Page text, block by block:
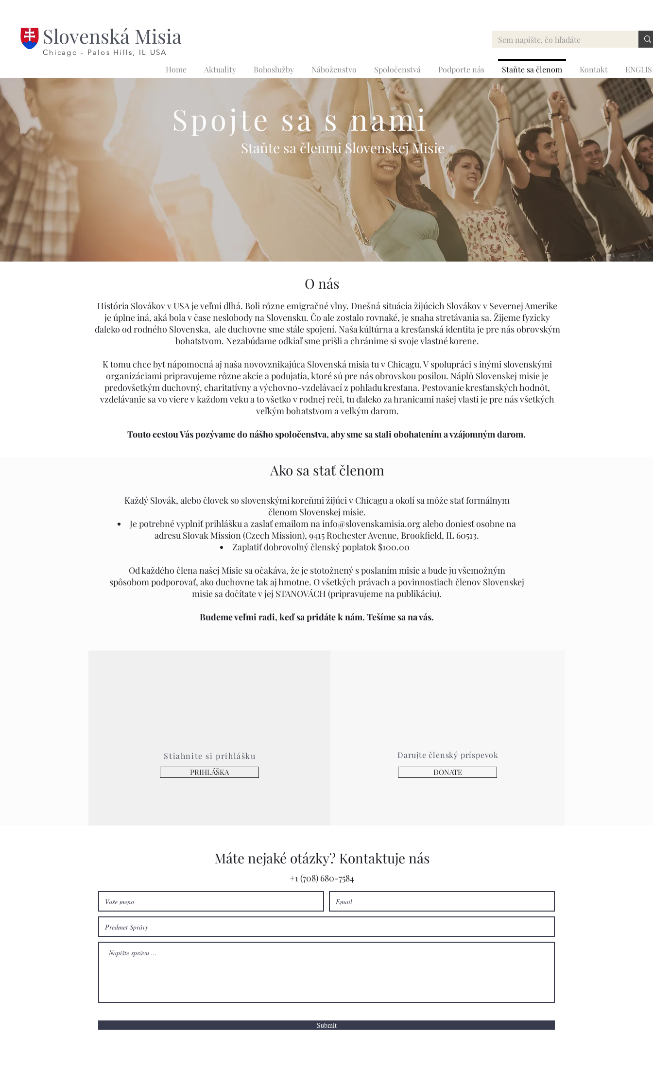
Slovenská Misia
Chicago - Palos Hills, IL USA
Home Aktuality Bohoslužby Náboženstvo Spoločenstvá Podporte nás Staňte sa členom Kontakt
Spojte sa s nami
Staňte sa členmi Slovenskej Misie
O nás
História Slovákov v USA je veľmi dlhá. Boli rôzne emigračné vlny. Dnešná situácia žijúcich Slovákov v Severnej Amerike
je úplne iná, aká bola v čase neslobody na Slovensku. Čo ale zostalo rovnaké, je snaha stretávania sa. Žijeme fyzicky
ďaleko od rodného Slovenska, ale duchovne sme stále spojení. Naša kúltúrna a kresťanská identita je pre nás obrovským
bohatstvom. Nezabúdame odkiaľ sme prišli a chránime si svoje vlastné korene.
K tomu chce byť nápomocná aj naša novovznikajúca Slovenská misia tu v Chicagu. V spolupráci s inými slovenskými
organizáciami pripravujeme rôzne akcie a podujatia, ktoré sú pre nás obrovskou posilou. Náplň Slovenskej misie je
predovšetkým duchovný, charitatívny a výchovno-vzdelávací z pohľadu kresťana. Pestovanie kresťanských hodnôt,
vzdelávanie sa vo viere v každom veku a to všetko v rodnej reči, tu ďaleko za hranicami našej vlasti je pre nás všetkých
veľkým bohatstvom a veľkým darom.
Touto cestou Vás pozývame do nášho spoločenstva, aby sme sa stali obohatením a vzájomným darom.
Ako sa stať členom
Každý Slovák, alebo človek so slovenskými koreňmi žijúci v Chicagu a okolí sa môže stať formálnym
členom Slovenskej misie.
Je potrebné vyplniť prihlášku a zaslať emailom nainfo@slovenskamisia.orgalebo doniesť osobne na
adresu Slovak Mission (Czech Mission), 9415 Rochester Avenue, Brookfield, IL 60513.
Zaplatiť dobrovoľný členský poplatok $100.00
Od každého člena našej Misie sa očakáva, že je stotožnený s poslaním misie a bude ju všemožným
spôsobom podporovať, ako duchovne tak aj hmotne. O všetkých právach a povinnostiach členov Slovenskej
misie sa dočítate v jej STANOVÁCH (pripravujeme na publikáciu).
Budeme veľmi radi, keď sa pridáte k nám. Tešíme sa na vás.
Stiahnite si prihlášku
PRIHLÁŠKA
Darujte členský príspevok
DONATE
Máte nejaké otázky? Kontaktuje nás
+1 (708) 680-7584
Submit